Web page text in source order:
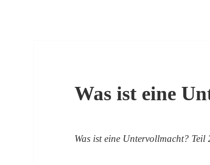
Was ist eine
Was ist eine Untervollmacht? Teil